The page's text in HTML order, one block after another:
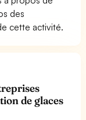
des
cette activité.
de glaces